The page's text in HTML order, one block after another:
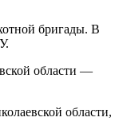
бригады. В
области —
области,